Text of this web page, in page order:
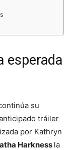
esperada
su
tráiler
por Kathryn
Harkness la